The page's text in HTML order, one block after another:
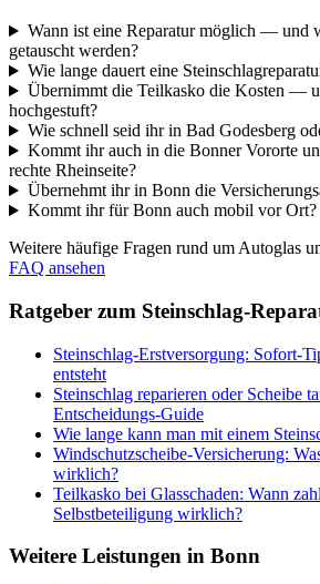
Wann ist eine Reparatur möglich — und
getauscht werden?
Wie lange dauert eine
Übernimmt die Teilkasko die Kosten —
hochgestuft?
Wie schnell seid ihr in Bad Godesberg
Kommt ihr auch in die Bonner Vororte
rechte Rheinseite?
Übernehmt ihr in Bonn die
Kommt ihr für Bonn auch mobil vor Ort?
Weitere häufige Fragen rund um Autoglas
FAQ ansehen
Ratgeber zum Steinschlag-
Steinschlag-Erstversorgung: Sofort-
entsteht
Steinschlag reparieren oder Scheibe
Entscheidungs-Guide
Wie lange kann man mit einem
Windschutzscheibe-Versicherung:
wirklich?
Teilkasko bei Glasschaden: Wann
Selbstbeteiligung wirklich?
Weitere Leistungen in Bonn